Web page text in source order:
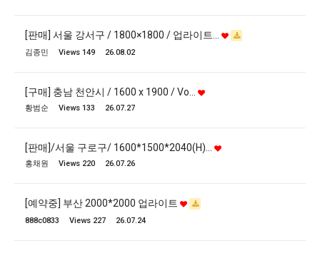
[판매] 서울 강서구 / 1800×1800 / 업라이트…
김종민 Views 149 26.08.02
[구매] 충남 천안시 / 1600 x 1900 / Vo…
황범순 Views 133 26.07.27
[판매]/서울 구로구/ 1600*1500*2040(H)…
홍채원 Views 220 26.07.26
[예약중] 부산 2000*2000 업라이트
888c0833 Views 227 26.07.24